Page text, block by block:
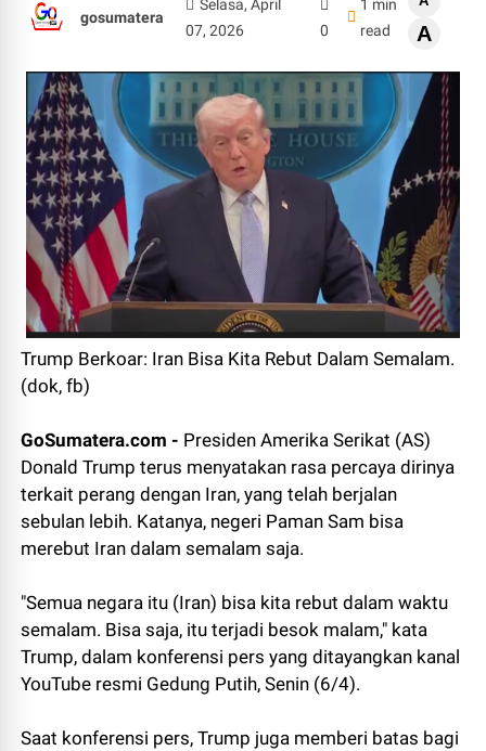
gosumatera
Selasa, April
07, 2026
0
1 min
read
A
Trump Berkoar: Iran Bisa Kita Rebut Dalam Semalam.
(dok, fb)
GoSumatera.com - Presiden Amerika Serikat (AS)
Donald Trump terus menyatakan rasa percaya dirinya
terkait perang dengan Iran, yang telah berjalan
sebulan lebih. Katanya, negeri Paman Sam bisa
merebut Iran dalam semalam saja.
"Semua negara itu (Iran) bisa kita rebut dalam waktu
semalam. Bisa saja, itu terjadi besok malam," kata
Trump, dalam konferensi pers yang ditayangkan kanal
YouTube resmi Gedung Putih, Senin (6/4).
Saat konferensi pers, Trump juga memberi batas bagi